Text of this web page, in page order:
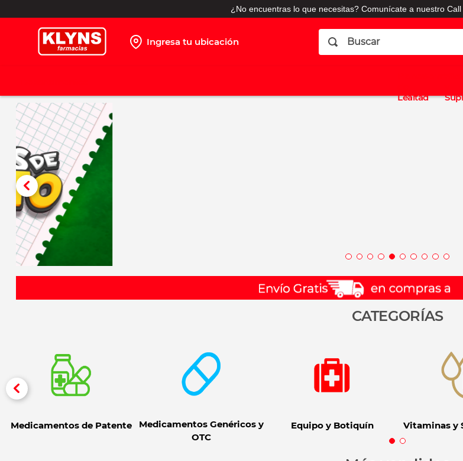
¿No encuentras lo que necesitas? Comunícate a nuestro Call
Ingresa tu ubicación
Buscar
Lealtad
CATEGORÍAS
Medicamentos de Patente
Medicamentos Genéricos y
OTC
Equipo y Botiquín Vitaminas y
TÉRMINOS MÁS BUSCADOS
2.
protector solar
3.
shampoo
4.
leche nido
5.
misoprostol
6.
toallitas humedas
7.
prueba embarazo
8.
pañales huggies
9.
leche nan
10
ibuprofeno